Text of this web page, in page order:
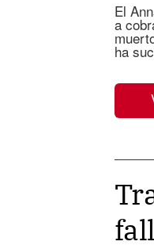
El
a
ha